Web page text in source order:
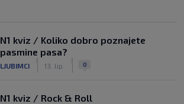
N1 kviz / Koliko dobro poznajete
pasmine pasa?
LJUBIMCI 13. lip. 0
N1 kviz / Rock & Roll